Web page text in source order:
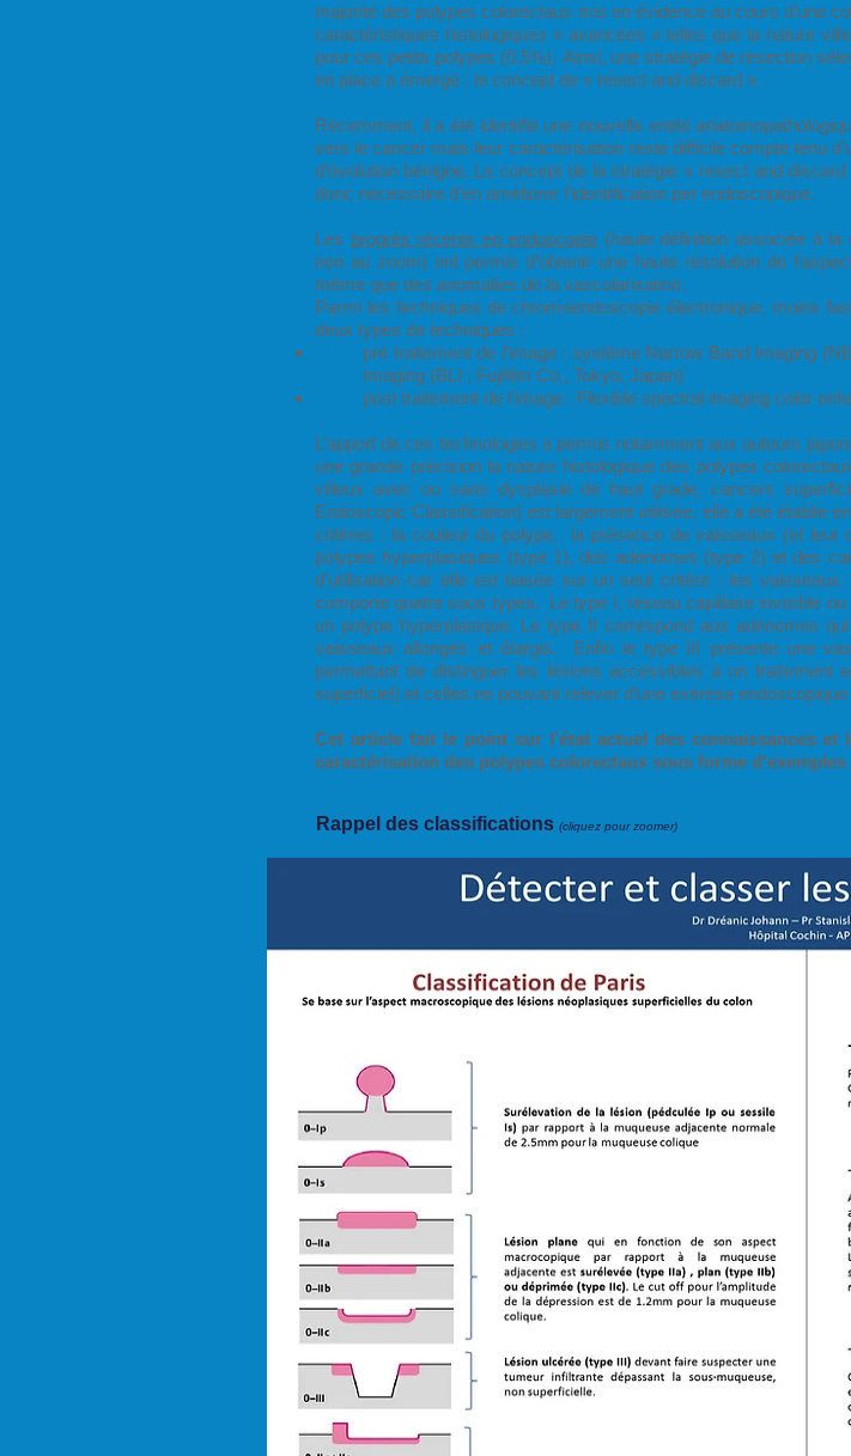
majorité des polypes colorectaux mis en évidence au cours d’une
caractéristiques histologiques « avancées » telles que la nature
pour ces petits polypes (0,5%). Ainsi, une stratégie de résection
en place a émergé : le concept de « resect and discard ».
Récemment, il a été identifié une nouvelle entité
vers le cancer mais leur caractérisation reste difficile compte tenu
d’évolution bénigne. Le concept de la stratégie « resect and
donc nécessaire d’en améliorer l’identification per endoscopique.
Les progrès récents en endoscopie (haute définition associée à
non au zoom) ont permis d’obtenir une haute résolution de
même que des anomalies de la vascularisation.
Parmi les techniques de chromoendoscopie électronique, moins
deux types de techniques :
pré traitement de l’image : système Narrow Band Imaging
Imaging (BLI ; Fujifilm Co., Tokyo, Japan)
post traitement de l’image : Flexible spectral imaging color
L’apport de ces technologies a permis notamment aux auteurs
une grande précision la nature histologique des polypes
villeux avec ou sans dysplasie de haut grade, cancers
Endoscopic Classification) est largement utilisée, elle a été établie
critères : la couleur du polype, la présence de vaisseaux (et
polypes hyperplasiques (type 1), des adénomes (type 2) et des
d’utilisation car elle est basée sur un seul critère : les
comporte quatre sous types. Le type I, réseau capillaire invisible
un polype hyperplasique. Le type II correspond aux adénomes
vaisseaux allongés et élargis. Enfin le type III présente une
permettant de distinguer les lésions accessibles à un traitement
superficiel) et celles ne pouvant relever d’une exérèse
Cet article fait le point sur l’état actuel des connaissances
caractérisation des polypes colorectaux sous forme d'exemples
Rappel des classifications (cliquez pour zoomer)